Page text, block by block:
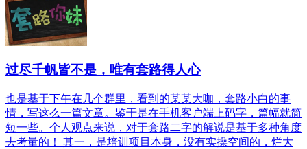
过尽千帆皆不是，唯有套路得人心
也是基于下午在几个群里，看到的某某大咖，套路小白的事
情，写这么一篇文章。鉴于是在手机客户端上码字，篇幅就简
短一些。个人观点来说，对于套路二字的解说是基于多种角度
去考量的！ 其一，是培训项目本身，没有实操空间的，烂大